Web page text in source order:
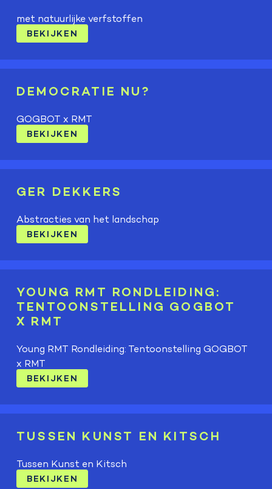
met natuurlijke verfstoffen
BEKIJKEN
DEMOCRATIE NU?
GOGBOT x RMT
BEKIJKEN
GER DEKKERS
Abstracties van het landschap
BEKIJKEN
YOUNG RMT RONDLEIDING:
TENTOONSTELLING GOGBOT
X RMT
Young RMT Rondleiding: Tentoonstelling GOGBOT
x RMT
BEKIJKEN
TUSSEN KUNST EN KITSCH
Tussen Kunst en Kitsch
BEKIJKEN